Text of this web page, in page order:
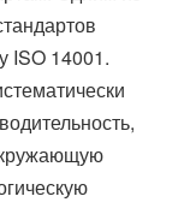
ISO 14001.